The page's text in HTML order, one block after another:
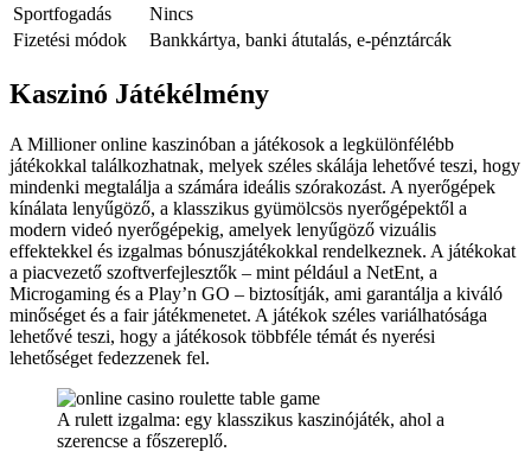
Sportfogadás
Nincs
Fizetési módok
Bankkártya, banki átutalás, e-pénztárcák
Kaszinó Játékélmény
A Millioner online kaszinóban a játékosok a legkülönfélébb
játékokkal találkozhatnak, melyek széles skálája lehetővé teszi, hogy
mindenki megtalálja a számára ideális szórakozást. A nyerőgépek
kínálata lenyűgöző, a klasszikus gyümölcsös nyerőgépektől a
modern videó nyerőgépekig, amelyek lenyűgöző vizuális
effektekkel és izgalmas bónuszjátékokkal rendelkeznek. A játékokat
a piacvezető szoftverfejlesztők – mint például a NetEnt, a
Microgaming és a Play’n GO – biztosítják, ami garantálja a kiváló
minőséget és a fair játékmenetet. A játékok széles variálhatósága
lehetővé teszi, hogy a játékosok többféle témát és nyerési
lehetőséget fedezzenek fel.
A rulett izgalma: egy klasszikus kaszinójáték, ahol a
szerencse a főszereplő.